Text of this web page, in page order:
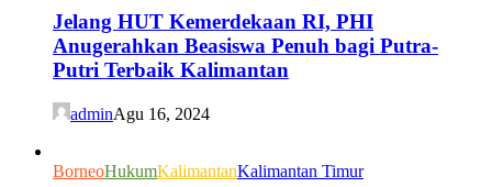
Jelang HUT Kemerdekaan RI, PHI
Anugerahkan Beasiswa Penuh bagi Putra-
Putri Terbaik Kalimantan
adminAgu 16, 2024
BorneoHukumKalimantanKalimantan Timur